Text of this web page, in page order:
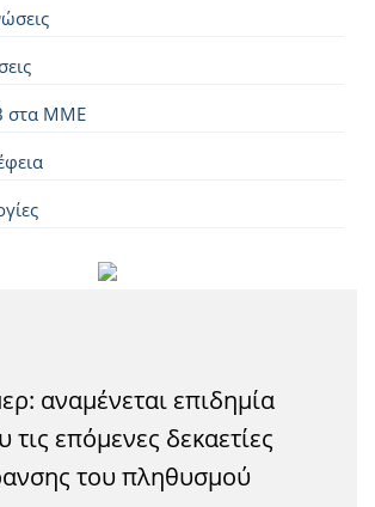
στα ΜΜΕ
αναμένεται επιδημία
τις επόμενες δεκαετίες
του πληθυσμού